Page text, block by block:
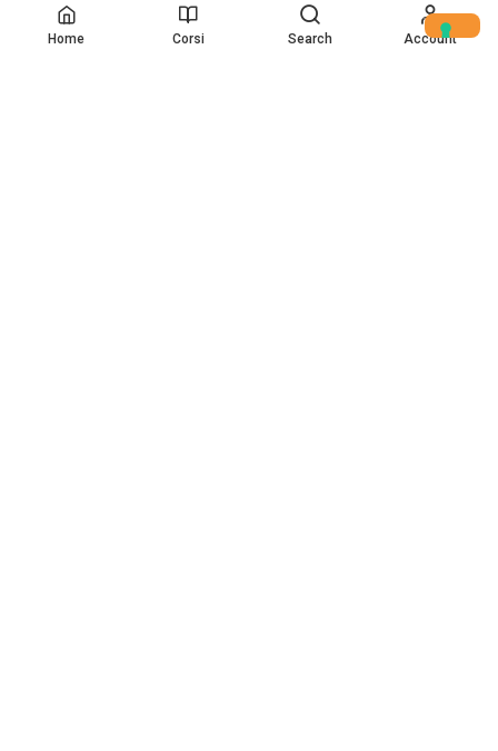
© Copyright – 2017-26 Delion srls – Tutti i diritti riservati
Home Corsi Search Account